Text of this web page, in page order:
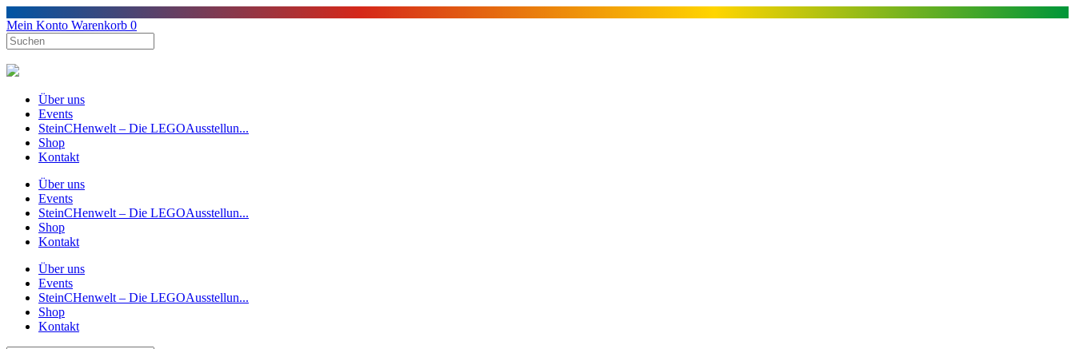
Mein Konto Warenkorb 0
Über uns
Events
SteinCHenwelt – Die LEGOAusstellun...
Shop
Kontakt
Über uns
Events
SteinCHenwelt – Die LEGOAusstellun...
Shop
Kontakt
Über uns
Events
SteinCHenwelt – Die LEGOAusstellun...
Shop
Kontakt